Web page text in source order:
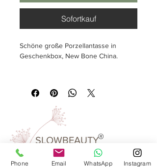
Sofortkauf
Schöne große Porzellantasse in
Geschenkbox, New Bone China.
: 0,35 l, Ø 98 mm,
Höhe 100 mm, Platin, Mint.
Verpackungseinheit:
porzellan, platin, hellblau,
bedruckt
SLOWBEAUTY
We Create
®
Phone Email WhatsApp Instagram